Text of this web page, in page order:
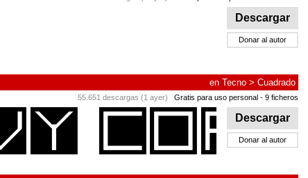
Descargar
Donar al autor
en Tecno > Cuadrado
55.651 descargas (1 ayer) Gratis para uso personal - 9 ficheros
Descargar
Donar al autor